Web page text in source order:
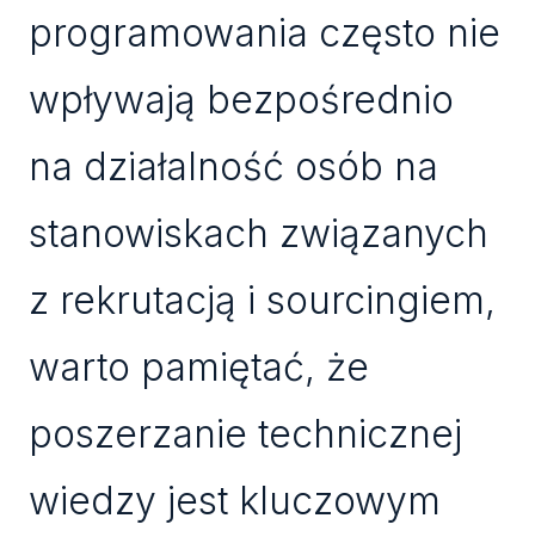
programowania często nie
wpływają bezpośrednio
na działalność osób na
stanowiskach związanych
z rekrutacją i sourcingiem,
warto pamiętać, że
poszerzanie technicznej
wiedzy jest kluczowym